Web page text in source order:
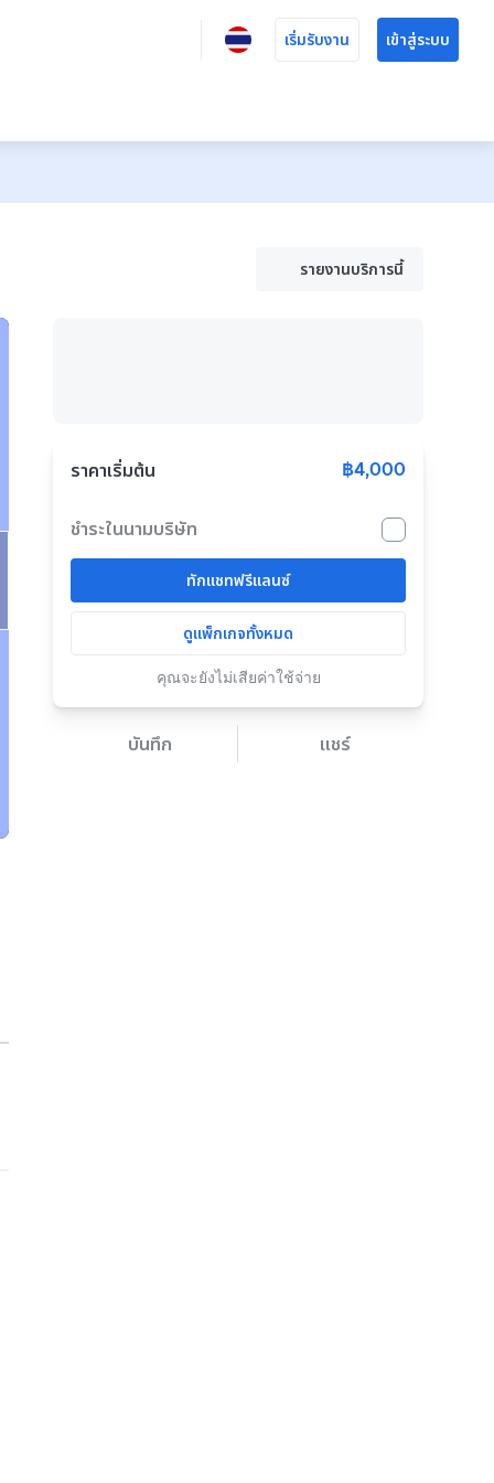
เริ่มรับงาน เข้าสู่ระบบ
รายงานบริการนี้
ราคาเริ่มต้น ฿4,000
ชำระในนามบริษัท
ทักแชทฟรีแลนซ์
ดูแพ็กเกจทั้งหมด
คุณจะยังไม่เสียค่าใช้จ่าย
บันทึก แชร์